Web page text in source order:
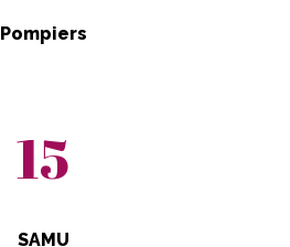
Pompiers
15
SAMU